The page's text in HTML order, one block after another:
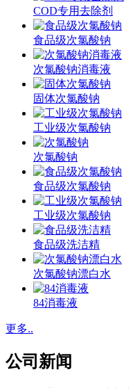
COD专用去除剂
食品级次氯酸钠
次氯酸钠消毒液
固体次氯酸钠
工业级次氯酸钠
次氯酸钠
食品级次氯酸钠
工业级次氯酸钠
食品级洗洁精
次氯酸钠漂白水
84消毒液
更多..
公司新闻